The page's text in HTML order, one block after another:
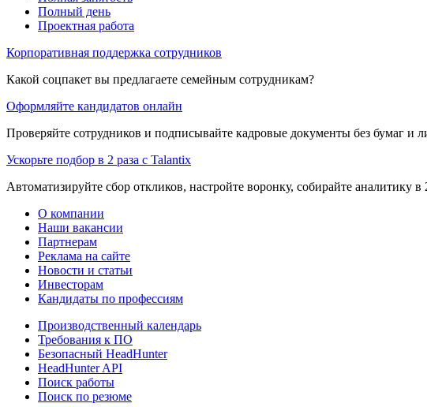
Полный день
Проектная работа
Корпоративная поддержка сотрудников
Какой соцпакет вы предлагаете семейным сотрудникам?
Оформляйте кандидатов онлайн
Проверяйте сотрудников и подписывайте кадровые документы без бумаг и
Ускорьте подбор в 2 раза с Talantix
Автоматизируйте сбор откликов, настройте воронку, собирайте аналитику в
О компании
Наши вакансии
Партнерам
Реклама на сайте
Новости и статьи
Инвесторам
Кандидаты по профессиям
Производственный календарь
Требования к ПО
Безопасный HeadHunter
HeadHunter API
Поиск работы
Поиск по резюме